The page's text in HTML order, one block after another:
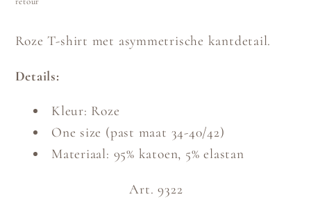
Roze T-shirt met asymmetrische kantdetail.
Details:
Kleur: Roze
One size (past maat 34-40/42)
Materiaal: 95% katoen, 5% elastan
Art. 9322